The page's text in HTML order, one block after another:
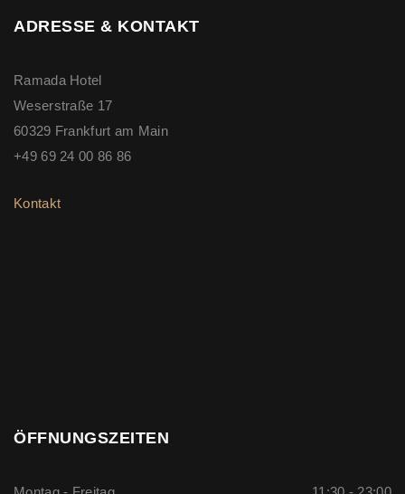
ADRESSE & KONTAKT
Ramada Hotel
Weserstraße 17
60329 Frankfurt am Main
+49 69 24 00 86 86
Kontakt
ÖFFNUNGSZEITEN